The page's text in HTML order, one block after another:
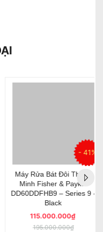
- 41%
Máy Rửa Bát Đôi Thông
Minh Fisher & Paykel
DD60DDFHB9 – Series 9 -
Black
115.000.000₫
195.000.000₫